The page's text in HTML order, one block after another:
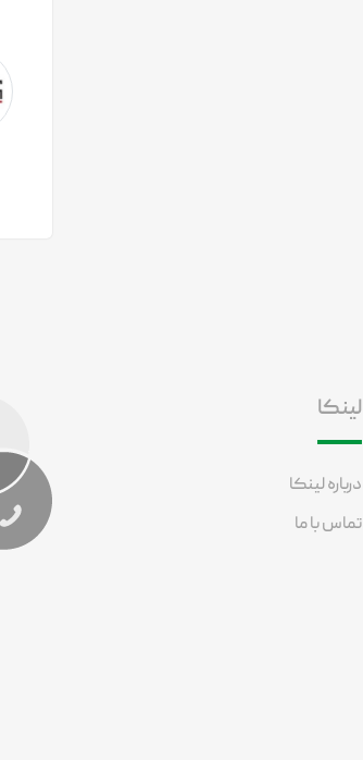
لینکا
درباره لینکا
تماس با ما